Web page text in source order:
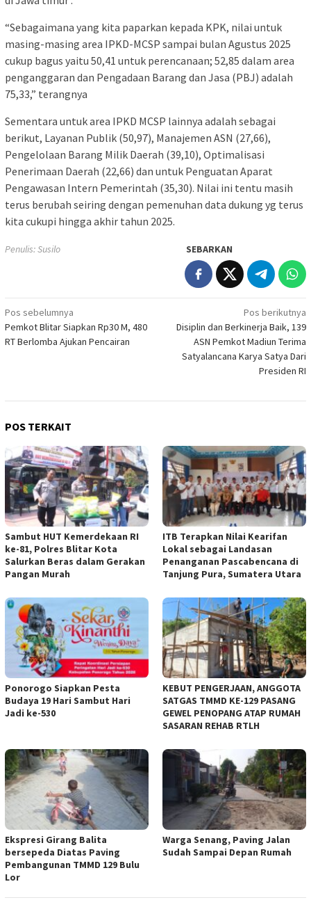
“Sebagaimana yang kita paparkan kepada KPK, nilai untuk
masing-masing area IPKD-MCSP sampai bulan Agustus 2025
cukup bagus yaitu 50,41 untuk perencanaan; 52,85 dalam area
penganggaran dan Pengadaan Barang dan Jasa (PBJ) adalah
75,33,” terangnya
Sementara untuk area IPKD MCSP lainnya adalah sebagai
berikut, Layanan Publik (50,97), Manajemen ASN (27,66),
Pengelolaan Barang Milik Daerah (39,10), Optimalisasi
Penerimaan Daerah (22,66) dan untuk Penguatan Aparat
Pengawasan Intern Pemerintah (35,30). Nilai ini tentu masih
terus berubah seiring dengan pemenuhan data dukung yg terus
kita cukupi hingga akhir tahun 2025.
Penulis: Susilo SEBARKAN
Navigasi
pos
Pos sebelumnya
Pemkot Blitar Siapkan Rp30 M, 480
RT Berlomba Ajukan Pencairan
Pos berikutnya
Disiplin dan Berkinerja Baik, 139
ASN Pemkot Madiun Terima
Satyalancana Karya Satya Dari
Presiden RI
POS TERKAIT
Sambut HUT Kemerdekaan RI
ke-81, Polres Blitar Kota
Salurkan Beras dalam Gerakan
Pangan Murah
ITB Terapkan Nilai Kearifan
Lokal sebagai Landasan
Penanganan Pascabencana di
Tanjung Pura, Sumatera Utara
Ponorogo Siapkan Pesta
Budaya 19 Hari Sambut Hari
Jadi ke-530
KEBUT PENGERJAAN, ANGGOTA
SATGAS TMMD KE-129 PASANG
GEWEL PENOPANG ATAP RUMAH
SASARAN REHAB RTLH
Ekspresi Girang Balita
bersepeda Diatas Paving
Pembangunan TMMD 129 Bulu
Lor
Warga Senang, Paving Jalan
Sudah Sampai Depan Rumah